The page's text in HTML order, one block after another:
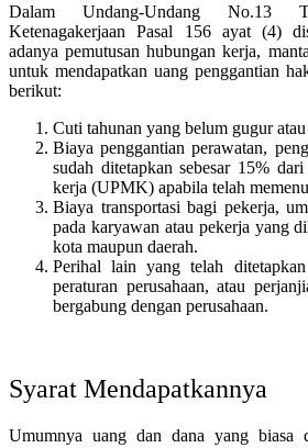
Dalam Undang-Undang No.13
Ketenagakerjaan Pasal 156 ayat (4)
adanya pemutusan hubungan kerja,
untuk mendapatkan uang penggantian
berikut:
Cuti tahunan yang belum gugur
Biaya penggantian perawatan,
sudah ditetapkan sebesar 15%
kerja (UPMK) apabila telah
Biaya transportasi bagi pekerja,
pada karyawan atau pekerja yang
kota maupun daerah.
Perihal lain yang telah
peraturan perusahaan, atau
bergabung dengan perusahaan.
Syarat Mendapatkannya
Umumnya uang dan dana yang biasa